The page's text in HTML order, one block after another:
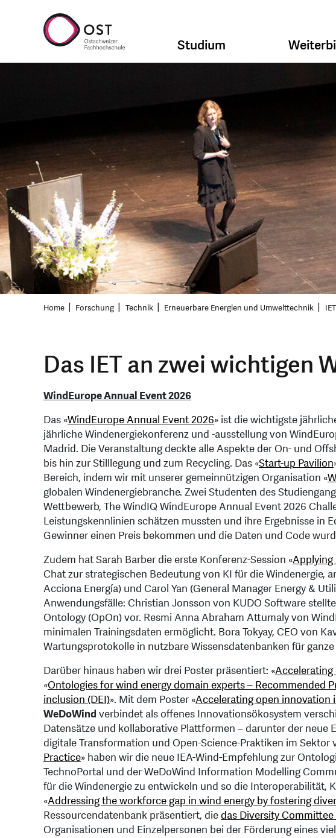
Studium
Home Forschung Technik Erneuerbare Energien und Umwelttechnik
Das IET an zwei wichtigen
WindEurope Annual Event 2026
Das «WindEurope Annual Event 2026» ist die wichtigste
jährliche Windenergiekonferenz und -ausstellung von
Madrid. Die Veranstaltung deckte alle Aspekte der On- und
bis hin zur Stilllegung und zum Recycling. Das «Start-up Pavilion
Bereich, indem wir mit unserer gemeinnützigen Organisation «
globalen Windenergiebranche. Zwei Studenten des
Wettbewerb, The WindIQ WindEurope Annual Event 2026
Leistungskennlinien schätzen mussten und ihre Ergebnisse in
Gewinner einen Preis bekommen und die Daten und Code
Zudem hat Sarah Barber die erste Konferenz-Session «Applying
Chat zur strategischen Bedeutung von KI für die Windenergie,
Acciona Energía) und Carol Yan (General Manager Energy &
Anwendungsfälle: Christian Jonsson von KUDO Software
Ontology (OpOn) vor. Resmi Anna Abraham Attumaly von
minimalen Trainingsdaten ermöglicht. Bora Tokyay, CEO von
Wartungsprotokolle in nutzbare Wissensdatenbanken für
Darüber hinaus haben wir drei Poster präsentiert: «Accelerating
«Ontologies for wind energy domain experts – Recommended
inclusion (DEI)». Mit dem Poster «Accelerating open innovation
WeDoWind verbindet als offenes Innovationsökosystem
Datensätze und kollaborative Plattformen – darunter der neue
digitale Transformation und Open-Science-Praktiken im Sektor
Practice» haben wir die neue IEA-Wind-Empfehlung zur
TechnoPortal und der WeDoWind Information Modelling
für die Windenergie zu entwickeln und so die Interoperabilität,
«Addressing the workforce gap in wind energy by fostering
Ressourcendatenbank präsentiert, diedas Diversity
Organisationen und Einzelpersonen bei der Förderung eines